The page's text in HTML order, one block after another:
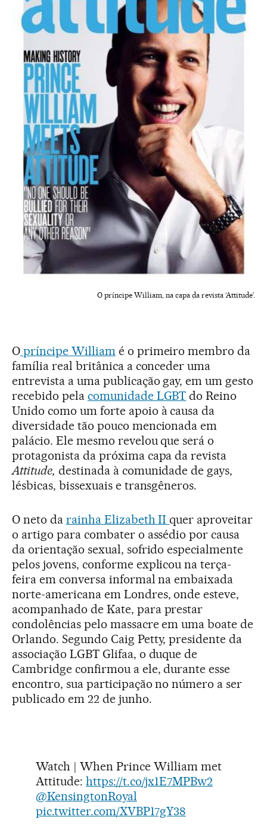
O príncipe William, na capa da revista ‘Attitude’.
Opríncipe William é o primeiro membro da
família real britânica a conceder uma
entrevista a uma publicação gay, em um gesto
recebido pela comunidade LGBT do Reino
Unido como um forte apoio à causa da
diversidade tão pouco mencionada em
palácio. Ele mesmo revelou que será o
protagonista da próxima capa da revista
Attitude, destinada à comunidade de gays,
lésbicas, bissexuais e transgêneros.
O neto da rainha Elizabeth IIquer aproveitar
o artigo para combater o assédio por causa
da orientação sexual, sofrido especialmente
pelos jovens, conforme explicou na terça-
feira em conversa informal na embaixada
norte-americana em Londres, onde esteve,
acompanhado de Kate, para prestar
condolências pelo massacre em uma boate de
Orlando. Segundo Caig Petty, presidente da
associação LGBT Glifaa, o duque de
Cambridge confirmou a ele, durante esse
encontro, sua participação no número a ser
publicado em 22 de junho.
Watch | When Prince William met
Attitude: https://t.co/jx1E7MPBw2
@KensingtonRoyal
pic.twitter.com/XVBP17gY38